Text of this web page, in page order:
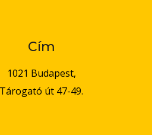
Cím
1021 Budapest,
Tárogató út 47-49.